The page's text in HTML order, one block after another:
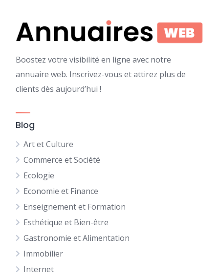
Boostez votre visibilité en ligne avec notre
annuaire web. Inscrivez-vous et attirez plus de
clients dès aujourd’hui !
Blog
Art et Culture
Commerce et Société
Ecologie
Economie et Finance
Enseignement et Formation
Esthétique et Bien-être
Gastronomie et Alimentation
Immobilier
Internet